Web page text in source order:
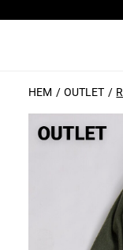
HEM OUTLET